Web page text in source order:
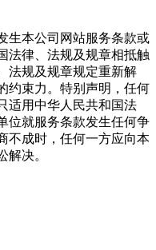
本公司网站服务条款或
法律、法规及规章相抵触
法规及规章规定重新解
约束力。特别声明，任何
适用中华人民共和国法
位就服务条款发生任何争
不成时，任何一方应向本
解决。